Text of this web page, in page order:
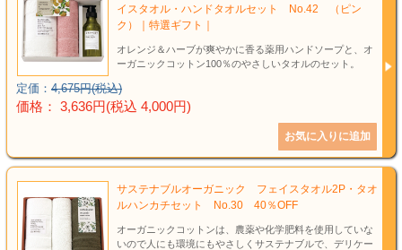
イスタオル・ハンドタオルセット No.42 （ピン
ク）｜特選ギフト｜
オレンジ＆ハーブが爽やかに香る薬用ハンドソープと、オ
ーガニックコットン100％のやさしいタオルのセット。
定価： 4,675円(税込)
価格： 3,636円(税込 4,000円)
サステナブルオーガニック フェイスタオル2P・タオ
ルハンカチセット No.30 40％OFF
オーガニックコットンは、農薬や化学肥料を使用していな
いので人にも環境にもやさしくサステナブルで、デリケー